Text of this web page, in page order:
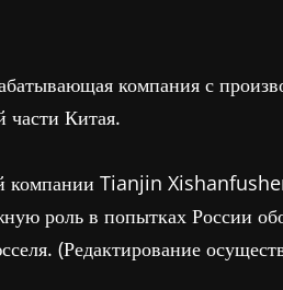
компания с
части Китая.
компании Tianjin
роль в попытках России
(Редактирование